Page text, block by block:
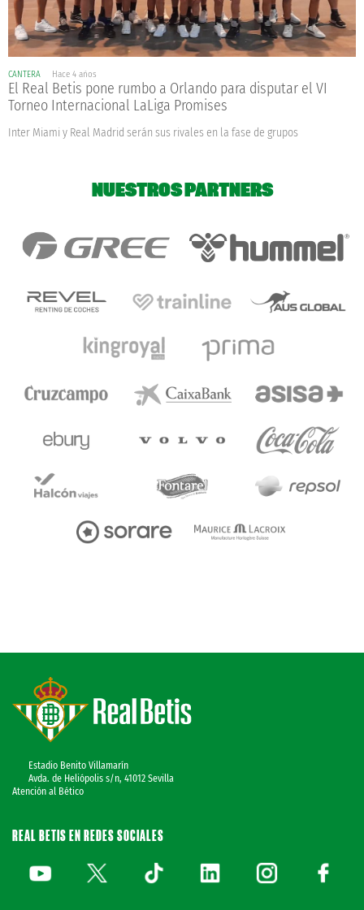
CANTERA Hace 4 años
El Real Betis pone rumbo a Orlando para disputar el VI
Torneo Internacional LaLiga Promises
Inter Miami y Real Madrid serán sus rivales en la fase de grupos
NUESTROS PARTNERS
Estadio Benito Villamarín
Avda. de Heliópolis s/n, 41012 Sevilla
Atención al Bético
REAL BETIS EN REDES SOCIALES